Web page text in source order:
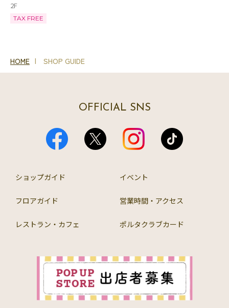
2F
TAX FREE
HOME SHOP GUIDE
OFFICIAL SNS
ショップガイド イベント
フロアガイド 営業時間・アクセス
レストラン・カフェ ポルタクラブカード